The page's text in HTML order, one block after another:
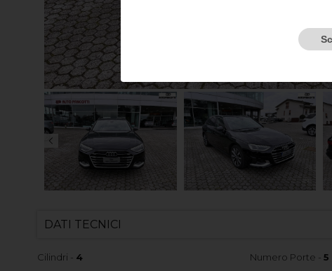
DATI TECNICI
Cilindri - 4 Numero Porte - 5